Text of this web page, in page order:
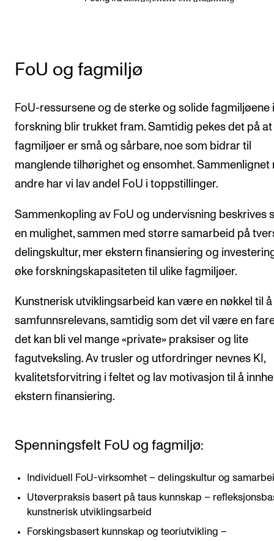
FoU og fagmiljø
FoU-ressursene og de sterke og solide fagmiljøene
forskning blir trukket fram. Samtidig pekes det på at
fagmiljøer er små og sårbare, noe som bidrar til
manglende tilhørighet og ensomhet. Sammenlignet
andre har vi lav andel FoU i toppstillinger.
Sammenkopling av FoU og undervisning beskrives
en mulighet, sammen med større samarbeid på
delingskultur, mer ekstern finansiering og
øke forskningskapasiteten til ulike fagmiljøer.
Kunstnerisk utviklingsarbeid kan være en nøkkel til å
samfunnsrelevans, samtidig som det vil være en
det kan bli vel mange «private» praksiser og lite
fagutveksling. Av trusler og utfordringer nevnes KI,
kvalitetsforvitring i feltet og lav motivasjon til å
ekstern finansiering.
Spenningsfelt FoU og fagmiljø:
Individuell FoU-virksomhet – delingskultur og
Utøverpraksis basert på taus kunnskap –
kunstnerisk utviklingsarbeid
Forskingsbasert kunnskap og teoriutvikling –